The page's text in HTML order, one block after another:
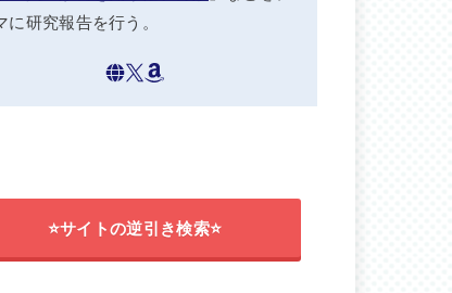
に研究報告を行う。
⭐サイトの逆引き検索⭐